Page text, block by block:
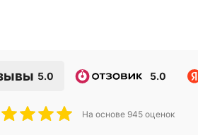
5.0 5.0
На основе 945 оценок